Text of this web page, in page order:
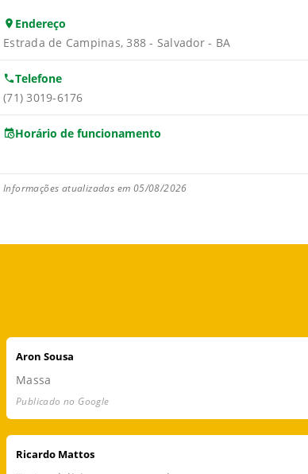
Endereço
Estrada de Campinas, 388 - Salvador - BA
Telefone
(71) 3019-6176
Horário de funcionamento
Informações atualizadas em 05/08/2026
Aron Sousa
Massa
Publicado no Google
Ricardo Mattos